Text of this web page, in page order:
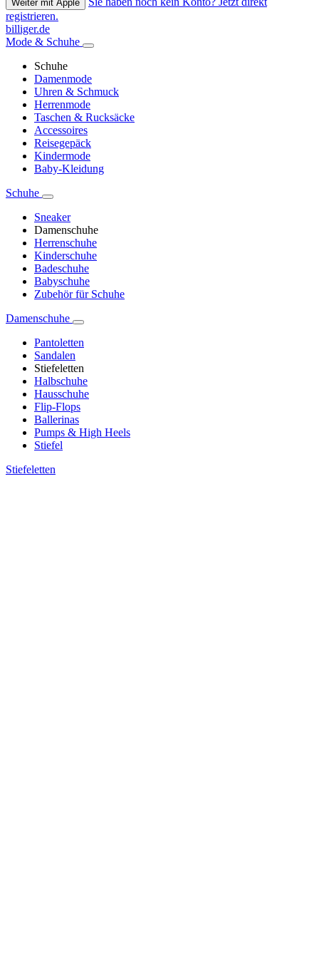
Weiter mit Apple
registrieren.
billiger.de
Mode & Schuhe
Schuhe
Damenmode
Uhren & Schmuck
Herrenmode
Taschen & Rucksäcke
Accessoires
Reisegepäck
Kindermode
Baby-Kleidung
Schuhe
Sneaker
Damenschuhe
Herrenschuhe
Kinderschuhe
Badeschuhe
Babyschuhe
Zubehör für Schuhe
Damenschuhe
Pantoletten
Sandalen
Stiefeletten
Halbschuhe
Hausschuhe
Flip-Flops
Ballerinas
Pumps & High Heels
Stiefel
Stiefeletten